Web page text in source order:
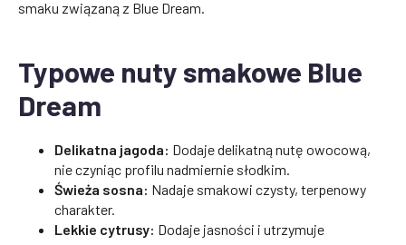
smaku związaną z Blue Dream.
Typowe nuty smakowe Blue
Dream
Delikatna jagoda: Dodaje delikatną nutę owocową,
nie czyniąc profilu nadmiernie słodkim.
Świeża sosna: Nadaje smakowi czysty, terpenowy
charakter.
Lekkie cytrusy: Dodaje jasności i utrzymuje